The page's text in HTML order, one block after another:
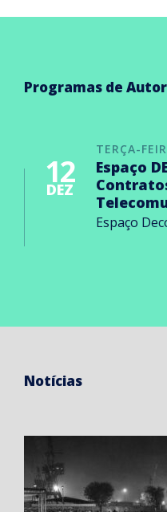
Programas de Autor
TERÇA-
12
DEZ
Espaço
Espaço
Notícias